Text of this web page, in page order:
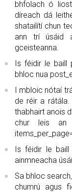
bhfolach ó
díreach dá
shatailítí chun
ann trí úsáid
gceisteanna.
Is féidir le baill
bhloc nua
I mbloic nótaí
de réir a
thabhairt anois
chur leis an
Is féidir le baill
ainmneacha
Sa bhloc
chumrú agus